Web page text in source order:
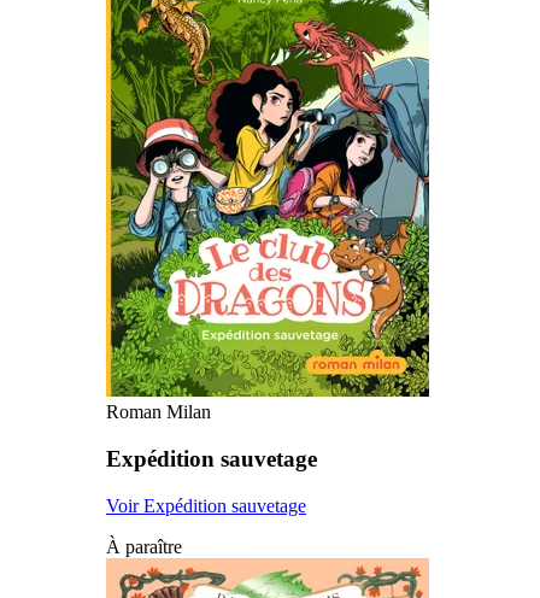
Roman Milan
Expédition sauvetage
Voir Expédition sauvetage
À paraître